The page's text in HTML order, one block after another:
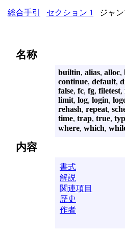
総合手引 セクション 1 ジャ
名称
builtin, alias, alloc,
continue, default,
false, fc, fg, filetest,
limit, log, login,
rehash, repeat,
time, trap, true,
where, which,
内容
書式
解説
関連項目
歴史
作者